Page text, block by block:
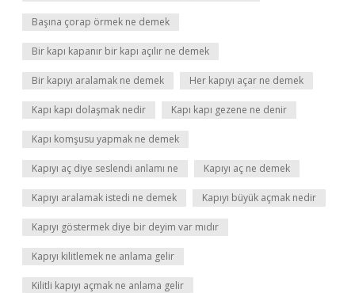
Başına çorap örmek ne demek
Bir kapı kapanır bir kapı açılır ne demek
Bir kapıyı aralamak ne demek Her kapıyı açar ne demek
Kapı kapı dolaşmak nedir Kapı kapı gezene ne denir
Kapı komşusu yapmak ne demek
Kapıyı aç diye seslendi anlamı ne Kapıyı aç ne demek
Kapıyı aralamak istedi ne demek Kapıyı büyük açmak nedir
Kapıyı göstermek diye bir deyim var mıdır
Kapıyı kilitlemek ne anlama gelir
Kilitli kapıyı açmak ne anlama gelir